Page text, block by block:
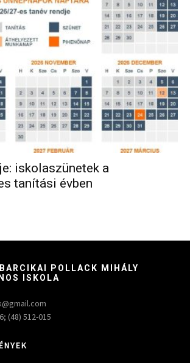
iskolaszünetek a
tanítási évben
POLLACK MIHÁLY
ISKOLA
(48) 512-015